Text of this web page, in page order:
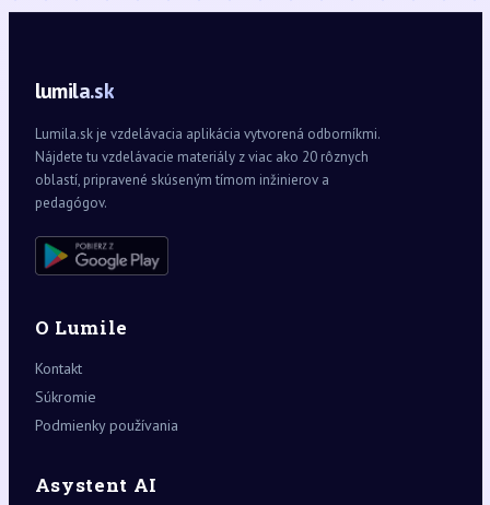
lumila.sk
Lumila.sk je vzdelávacia aplikácia vytvorená odborníkmi.
Nájdete tu vzdelávacie materiály z viac ako 20 rôznych
oblastí, pripravené skúseným tímom inžinierov a
pedagógov.
O Lumile
Kontakt
Súkromie
Podmienky používania
Asystent AI